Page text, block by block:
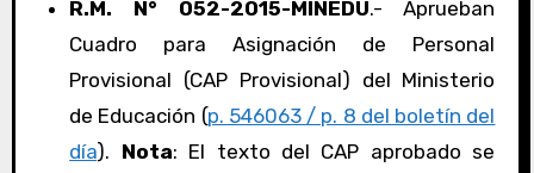
R.M. N° 052-2015-MINEDU.- Aprueban
Cuadro para Asignación de Personal
Provisional (CAP Provisional) del Ministerio
de Educación (p. 546063 / p. 8 del boletín del
día). Nota: El texto del CAP aprobado se